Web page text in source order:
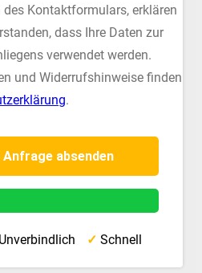
Kontaktformulars, erklären
dass Ihre Daten zur
verwendet werden.
und Widerrufshinweise finden
.
Unverbindlich ✓ Schnell